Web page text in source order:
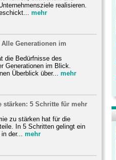
realisieren.
mehr
Generationen im
die Bedürfnisse des
Generationen im Blick.
Überblick über...
mehr
stärken: 5 Schritte für mehr
zu stärken hat für die
In 5 Schritten gelingt ein
der...
mehr